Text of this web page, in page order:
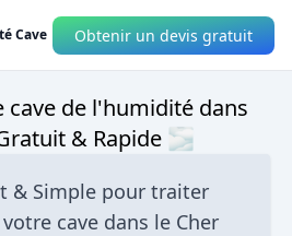
Cave Obtenir un devis gratuit
de l'humidité dans
& Rapide 🌫
& Simple pour traiter
cave dans le Cher